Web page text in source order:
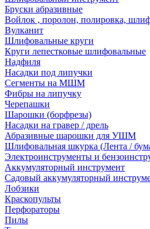
Бруски абразивные
Войлок , поролон, полировка,
Вулканит
Шлифовальные круги
Круги лепестковые шлифовальные
Надфиля
Насадки под липучки
Сегменты на МШМ
Фибры на липучку
Черепашки
Шарошки (борфрезы)
Насадки на гравер / дрель
Абразивные шарошки для УШМ
Шлифовальная шкурка (Лента /
Электроинструменты и
Аккумуляторный инструмент
Садовый аккумуляторный
Лобзики
Краскопульты
Перфораторы
Пилы